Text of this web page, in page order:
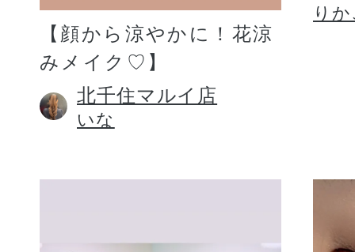
【顔から涼やかに！花涼
みメイク♡】
北千住マルイ店
いな
り